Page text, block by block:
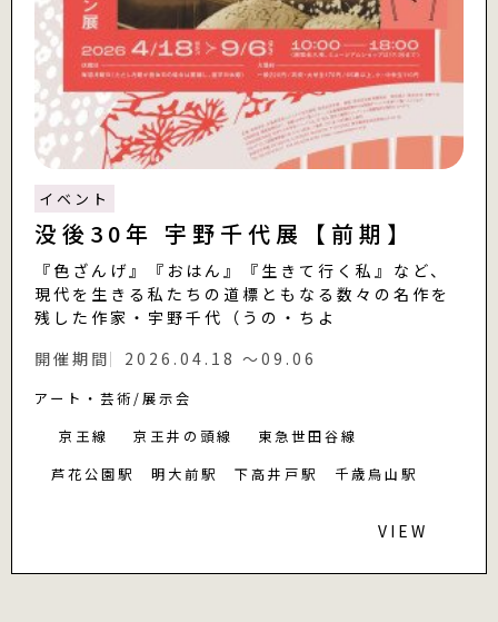
イベント
没後30年 宇野千代展【前期】
『色ざんげ』『おはん』『生きて行く私』など、
現代を生きる私たちの道標ともなる数々の名作を
残した作家・宇野千代（うの・ちよ
開催期間
2026.04.18 〜09.06
アート・芸術
展示会
京王線
京王井の頭線
東急世田谷線
芦花公園駅
明大前駅 下高井戸駅 千歳烏山駅
VIEW